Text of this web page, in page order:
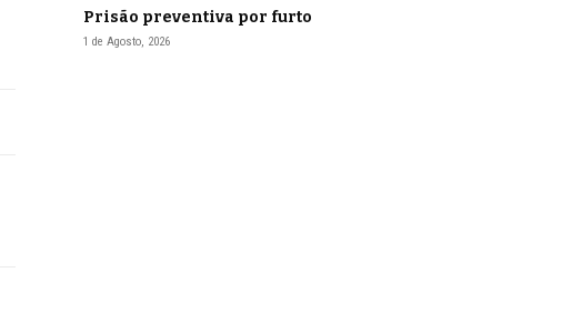
Prisão preventiva por furto
1 de Agosto, 2026